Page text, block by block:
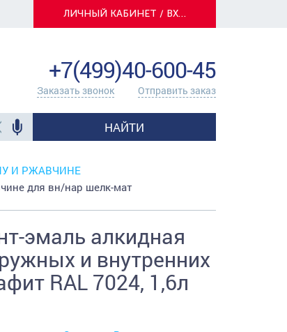
ЛИЧНЫЙ КАБИНЕТ / ВХОД
+7(499)40-600-45
Заказать звонок Отправить заказ
НАЙТИ
И РЖАВЧИНЕ
для вн/нар шелк-мат
эмаль алкидная
и внутренних
RAL 7024, 1,6л